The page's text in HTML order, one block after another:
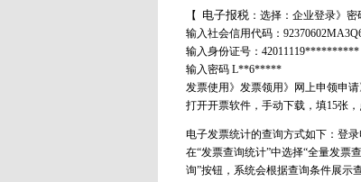
【 电子报税 ：选择：企业登录》密
输入社会信用代码：
输入身份证号：42011119**********
输入密码 L**6*****
发票使用》发票领用》网上申领申
打开开票软件，手动下载，填15张
电子发票统计的查询方式如下：登
在“发票查询统计”中选择“全量发票
询”按钮，系统会根据查询条件展示